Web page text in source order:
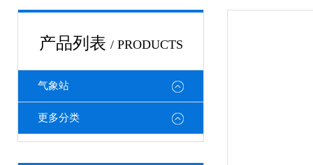
产品列表 / PRODUCTS
气象站
更多分类